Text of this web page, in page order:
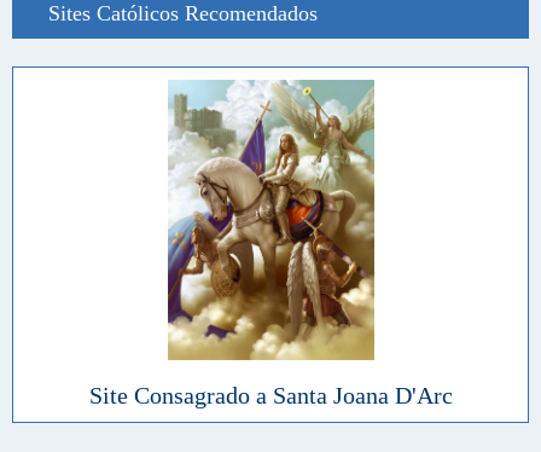
Sites Católicos Recomendados
Site Consagrado a Santa Joana D'Arc